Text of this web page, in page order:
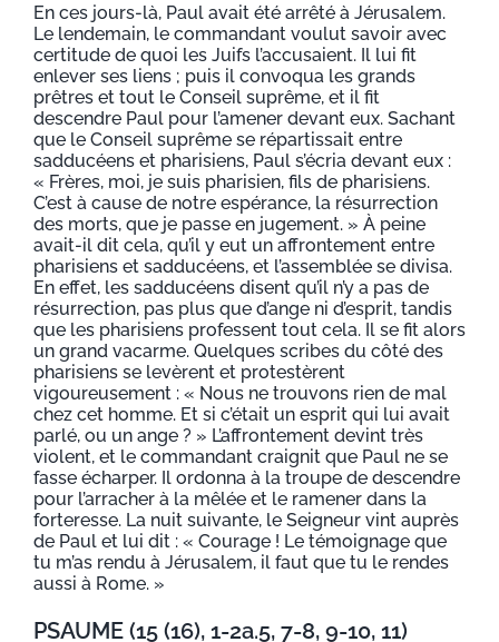
En ces jours-là, Paul avait été arrêté à Jérusalem.
Le lendemain, le commandant voulut savoir avec
certitude de quoi les Juifs l’accusaient. Il lui fit
enlever ses liens ; puis il convoqua les grands
prêtres et tout le Conseil suprême, et il fit
descendre Paul pour l’amener devant eux. Sachant
que le Conseil suprême se répartissait entre
sadducéens et pharisiens, Paul s’écria devant eux :
« Frères, moi, je suis pharisien, fils de pharisiens.
C’est à cause de notre espérance, la résurrection
des morts, que je passe en jugement. » À peine
avait-il dit cela, qu’il y eut un affrontement entre
pharisiens et sadducéens, et l’assemblée se divisa.
En effet, les sadducéens disent qu’il n’y a pas de
résurrection, pas plus que d’ange ni d’esprit, tandis
que les pharisiens professent tout cela. Il se fit alors
un grand vacarme. Quelques scribes du côté des
pharisiens se levèrent et protestèrent
vigoureusement : « Nous ne trouvons rien de mal
chez cet homme. Et si c’était un esprit qui lui avait
parlé, ou un ange ? » L’affrontement devint très
violent, et le commandant craignit que Paul ne se
fasse écharper. Il ordonna à la troupe de descendre
pour l’arracher à la mêlée et le ramener dans la
forteresse. La nuit suivante, le Seigneur vint auprès
de Paul et lui dit : « Courage ! Le témoignage que
tu m’as rendu à Jérusalem, il faut que tu le rendes
aussi à Rome. »
PSAUME (15 (16), 1-2a.5, 7-8, 9-10, 11)